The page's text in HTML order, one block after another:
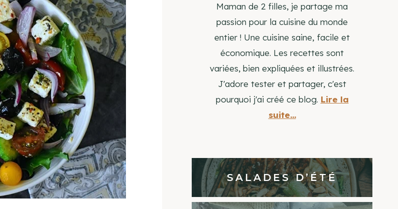
Maman de 2 filles, je partage ma
passion pour la cuisine du monde
entier ! Une cuisine saine, facile et
économique. Les recettes sont
variées, bien expliquées et illustrées.
J'adore tester et partager, c'est
pourquoi j'ai créé ce blog. Lire la
suite...
SALADES D’ÉTÉ